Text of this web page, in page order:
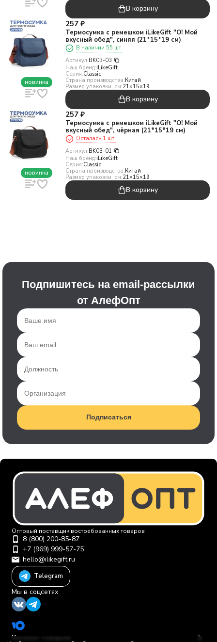
В корзину
новинка
257 ₽
Термосумка с ремешком iLikeGift "О! Мой
вкусный обед", синяя (21*15*19 см)
В наличии 55 шт.
Артикул:BK03-03
Наш бренд:iLikeGift
Серия:Classic
Страна производства:Китай
Размер упаковки, см:21×15×19
В корзину
новинка
257 ₽
Термосумка с ремешком iLikeGift "О! Мой
вкусный обед", чёрная (21*15*19 см)
Осталась 1 шт.
Артикул:BK03-01
Наш бренд:iLikeGift
Серия:Classic
Страна производства:Китай
Размер упаковки, см:21×15×19
В корзину
Подпишитесь на email-рассылки
от АлефОпт
Подписаться
Оптовый поставщик востребованных товаров
8 (800) 200-85-87
+7 (969) 999-57-75
hello@ilikegift.ru
Telegram
Мы в соцсетях
Каталог товаров